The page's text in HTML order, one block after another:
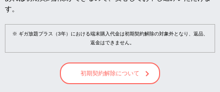
す。
※ ギガ放題プラス（3年）における端末購入代金は初期契約解除の対象外となり、返品、
返金はできません。
初期契約解除について